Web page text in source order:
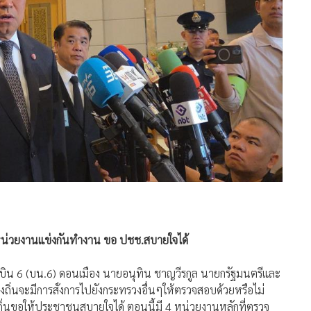
ยงานแข่งกันทำงาน ขอ ปชช.สบายใจได้
น 6 (บน.6) ดอนเมือง นายอนุทิน ชาญวีรกูล นายกรัฐมนตรีและ
นจะมีการสั่งการไปยังกระทรวงอื่นๆให้ตรวจสอบด้วยหรือไม่
นขอให้ประชาชนสบายใจได้ ตอนนี้มี 4 หน่วยงานหลักที่ตรวจ